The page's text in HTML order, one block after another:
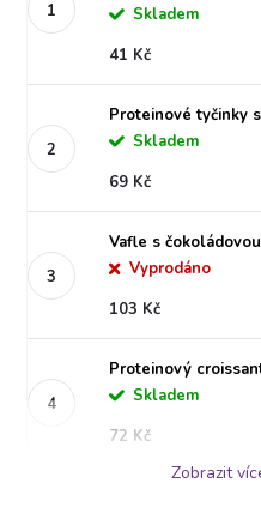
Skladem
41 Kč
Proteinové tyčinky
Skladem
69 Kč
Vafle s
Vyprodáno
103 Kč
Proteinový
Skladem
72 Kč
Zobrazit